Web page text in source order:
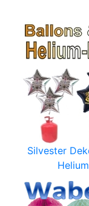
Silvester